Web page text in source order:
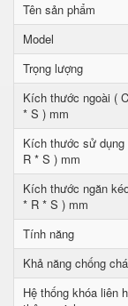
Tên sản phẩm
Model
Trọng lượng
Kích thước ngoài (
* S ) mm
Kích thước sử dụng
R * S ) mm
Kích thước ngăn
* R * S ) mm
Tính năng
Khả năng chống
Hệ thống khóa liên